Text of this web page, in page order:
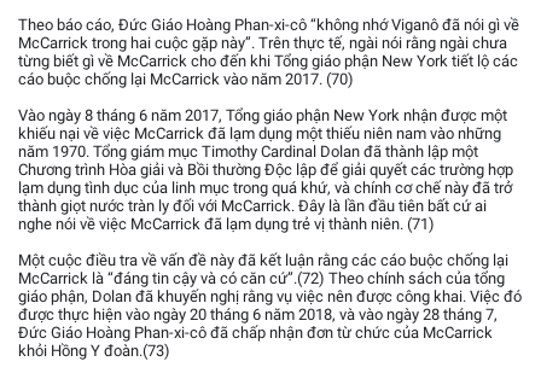
Theo báo cáo, Đức Giáo Hoàng Phan-xi-cô “không nhớ Viganô đã nói gì về
McCarrick trong hai cuộc gặp này”. Trên thực tế, ngài nói rằng ngài chưa
từng biết gì về McCarrick cho đến khi Tổng giáo phận New York tiết lộ các
cáo buộc chống lại McCarrick vào năm 2017. (70)
Vào ngày 8 tháng 6 năm 2017, Tổng giáo phận New York nhận được một
khiếu nại về việc McCarrick đã lạm dụng một thiếu niên nam vào những
năm 1970. Tổng giám mục Timothy Cardinal Dolan đã thành lập một
Chương trình Hòa giải và Bồi thường Độc lập để giải quyết các trường hợp
lạm dụng tình dục của linh mục trong quá khứ, và chính cơ chế này đã trở
thành giọt nước tràn ly đối với McCarrick. Đây là lần đầu tiên bất cứ ai
nghe nói về việc McCarrick đã lạm dụng trẻ vị thành niên. (71)
Một cuộc điều tra về vấn đề này đã kết luận rằng các cáo buộc chống lại
McCarrick là “đáng tin cậy và có căn cứ”.(72) Theo chính sách của tổng
giáo phận, Dolan đã khuyến nghị rằng vụ việc nên được công khai. Việc đó
được thực hiện vào ngày 20 tháng 6 năm 2018, và vào ngày 28 tháng 7,
Đức Giáo Hoàng Phan-xi-cô đã chấp nhận đơn từ chức của McCarrick
khỏi Hồng Y đoàn.(73)